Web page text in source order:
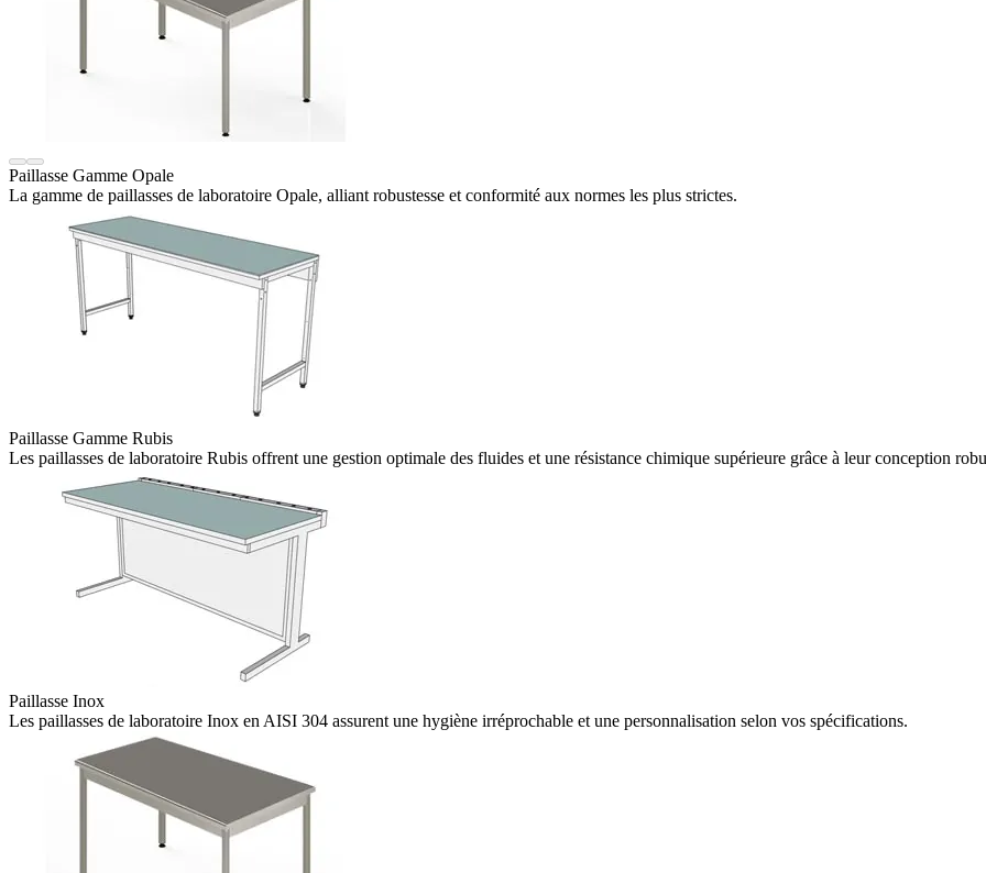
Paillasse Gamme Opale
La gamme de paillasses de laboratoire Opale, alliant robustesse et conformité aux normes les plus strictes.
Paillasse Gamme Rubis
Les paillasses de laboratoire Rubis offrent une gestion optimale des fluides et une résistance chimique supérieure grâce à leur conception
Paillasse Inox
Les paillasses de laboratoire Inox en AISI 304 assurent une hygiène irréprochable et une personnalisation selon vos spécifications.